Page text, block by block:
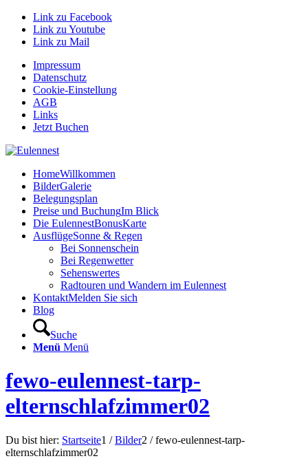
Link zu Facebook
Link zu Youtube
Link zu Mail
Impressum
Datenschutz
Cookie-Einstellung
AGB
Links
Jetzt Buchen
HomeWillkommen
BilderGalerie
Belegungsplan
Preise und BuchungIm Blick
Die EulennestBonusKarte
AusflügeSonne & Regen
Bei Sonnenschein
Bei Regenwetter
Sehenswertes
Radtouren und Wandern im Eulennest
KontaktMelden Sie sich
Blog
Suche
Menü Menü
fewo-eulennest-tarp-
elternschlafzimmer02
Du bist hier: Startseite1 / Bilder2 / fewo-eulennest-tarp-
elternschlafzimmer02